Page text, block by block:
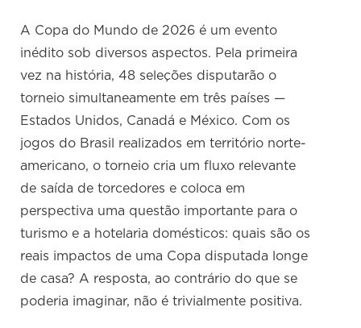
A Copa do Mundo de 2026 é um evento
inédito sob diversos aspectos. Pela primeira
vez na história, 48 seleções disputarão o
torneio simultaneamente em três países —
Estados Unidos, Canadá e México. Com os
jogos do Brasil realizados em território norte-
americano, o torneio cria um fluxo relevante
de saída de torcedores e coloca em
perspectiva uma questão importante para o
turismo e a hotelaria domésticos: quais são os
reais impactos de uma Copa disputada longe
de casa? A resposta, ao contrário do que se
poderia imaginar, não é trivialmente positiva.